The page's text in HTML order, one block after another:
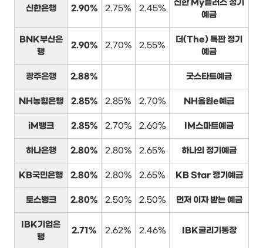
신한은행 2.90% 2.75% 2.45%
신한 My플러스 정기
예금
BNK부산은
행
2.90% 2.70% 2.55%
더(The) 특판 정기
예금
광주은행 2.88% 굿스타트예금
NH농협은행 2.85% 2.85% 2.70% NH올원e예금
iM뱅크 2.85% 2.70% 2.60% IM스마트예금
하나은행 2.80% 2.80% 2.65% 하나의 정기예금
KB국민은행 2.80% 2.80% 2.65% KB Star 정기예금
토스뱅크 2.80% 2.50% 2.50% 먼저 이자 받는 예금
IBK기업은
행
2.71% 2.62% 2.46% IBK굴리기통장